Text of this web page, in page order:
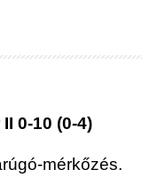
0-10 (0-4)
mérkőzés.